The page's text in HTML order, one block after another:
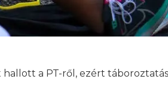
a PT-ről, ezért